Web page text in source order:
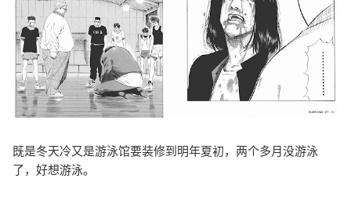
既是冬天冷又是游泳馆要装修到明年夏初，两个多月没游泳
了，好想游泳。